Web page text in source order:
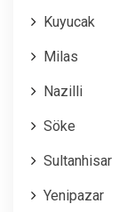
Kuyucak
Milas
Nazilli
Söke
Sultanhisar
Yenipazar